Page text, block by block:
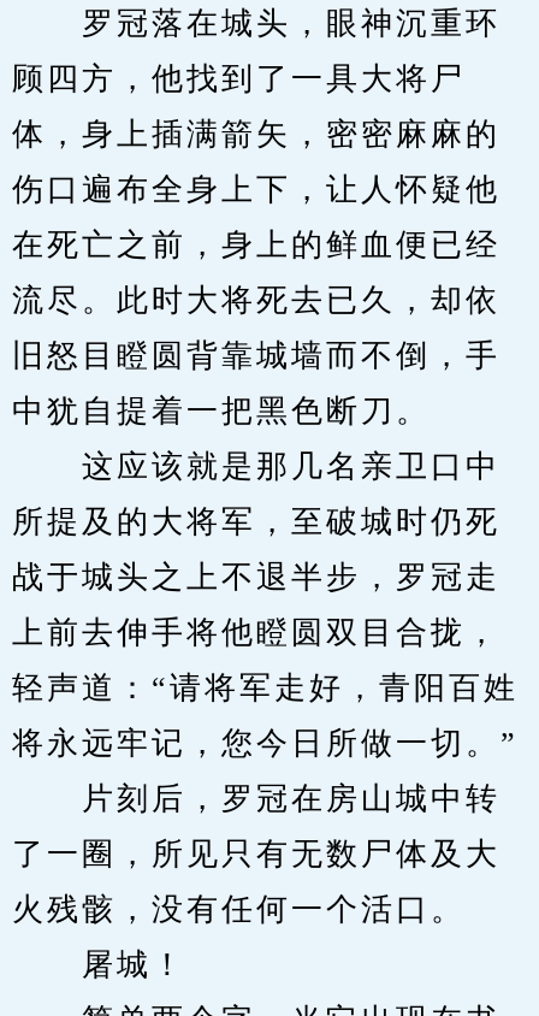
罗冠落在城头，眼神沉重环
顾四方，他找到了一具大将尸
体，身上插满箭矢，密密麻麻的
伤口遍布全身上下，让人怀疑他
在死亡之前，身上的鲜血便已经
流尽。此时大将死去已久，却依
旧怒目瞪圆背靠城墙而不倒，手
中犹自提着一把黑色断刀。
这应该就是那几名亲卫口中
所提及的大将军，至破城时仍死
战于城头之上不退半步，罗冠走
上前去伸手将他瞪圆双目合拢，
轻声道：“请将军走好，青阳百姓
将永远牢记，您今日所做一切。”
片刻后，罗冠在房山城中转
了一圈，所见只有无数尸体及大
火残骸，没有任何一个活口。
屠城！